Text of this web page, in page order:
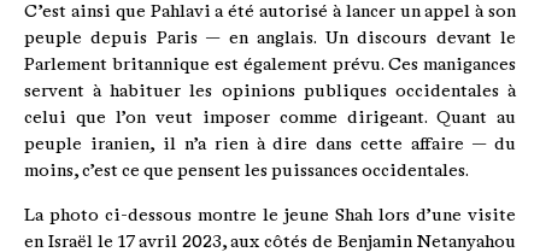
C’est ainsi que Pahlavi a été autorisé à lancer un appel à son
peuple depuis Paris — en anglais. Un discours devant le
Parlement britannique est également prévu. Ces manigances
servent à habituer les opinions publiques occidentales à
celui que l’on veut imposer comme dirigeant. Quant au
peuple iranien, il n’a rien à dire dans cette affaire — du
moins, c’est ce que pensent les puissances occidentales.
La photo ci-dessous montre le jeune Shah lors d’une visite
en Israël le 17 avril 2023, aux côtés de Benjamin Netanyahou